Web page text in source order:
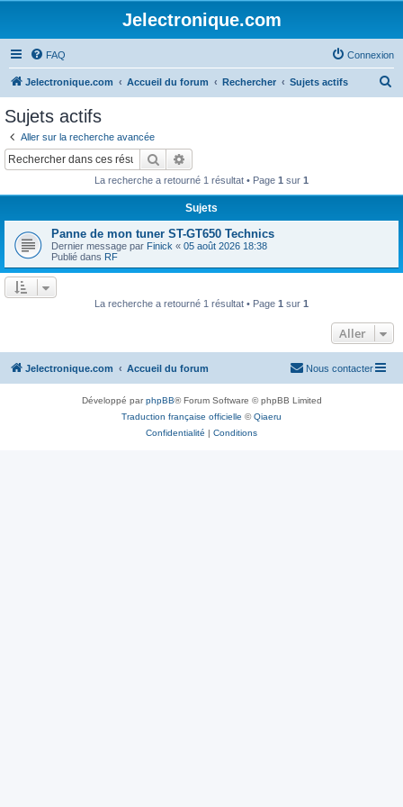
Jelectronique.com
FAQ Connexion
Jelectronique.com Accueil du forum Rechercher Sujets actifs
r
Sujets actifs
Aller sur la recherche avancée
Rechercher
La recherche a retourné 1 résultat • Page 1 sur 1
Sujets
Panne de mon tuner ST-GT650 Technics
Dernier message par Finick « 05 août 2026 18:38
Publié dans RF
La recherche a retourné 1 résultat • Page 1 sur 1
Aller
Jelectronique.com Accueil du forum Nous contacter
Développé parphpBB® Forum Software © phpBB Limited
Traduction française officielle ©Qiaeru
Confidentialité | Conditions